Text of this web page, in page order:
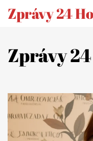
Zprávy 24
Zprávy